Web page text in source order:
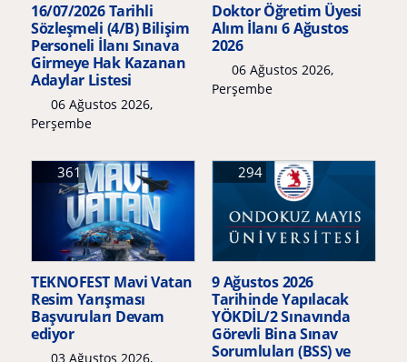
16/07/2026 Tarihli
Sözleşmeli (4/B) Bilişim
Personeli İlanı Sınava
Girmeye Hak Kazanan
Adaylar Listesi
06 Ağustos 2026,
Perşembe
Doktor Öğretim Üyesi
Alım İlanı 6 Ağustos
2026
06 Ağustos 2026,
Perşembe
TEKNOFEST Mavi Vatan
Resim Yarışması
Başvuruları Devam
ediyor
03 Ağustos 2026,
361
9 Ağustos 2026
Tarihinde Yapılacak
YÖKDİL/2 Sınavında
Görevli Bina Sınav
Sorumluları (BSS) ve
294